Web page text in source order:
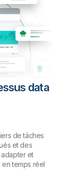
data
de tâches
et des
et
temps réel